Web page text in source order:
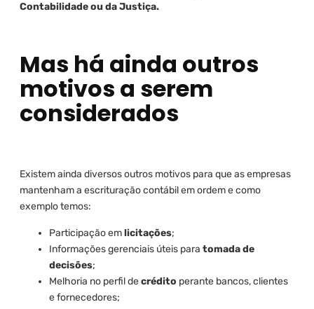
Contabilidade ou da Justiça.
Mas há ainda outros
motivos a serem
considerados
Existem ainda diversos outros motivos para que as empresas
mantenham a escrituração contábil em ordem e como
exemplo temos:
Participação emlicitações;
Informações gerenciais úteis para tomada de
decisões;
Melhoria no perfil decrédito perante bancos, clientes
e fornecedores;